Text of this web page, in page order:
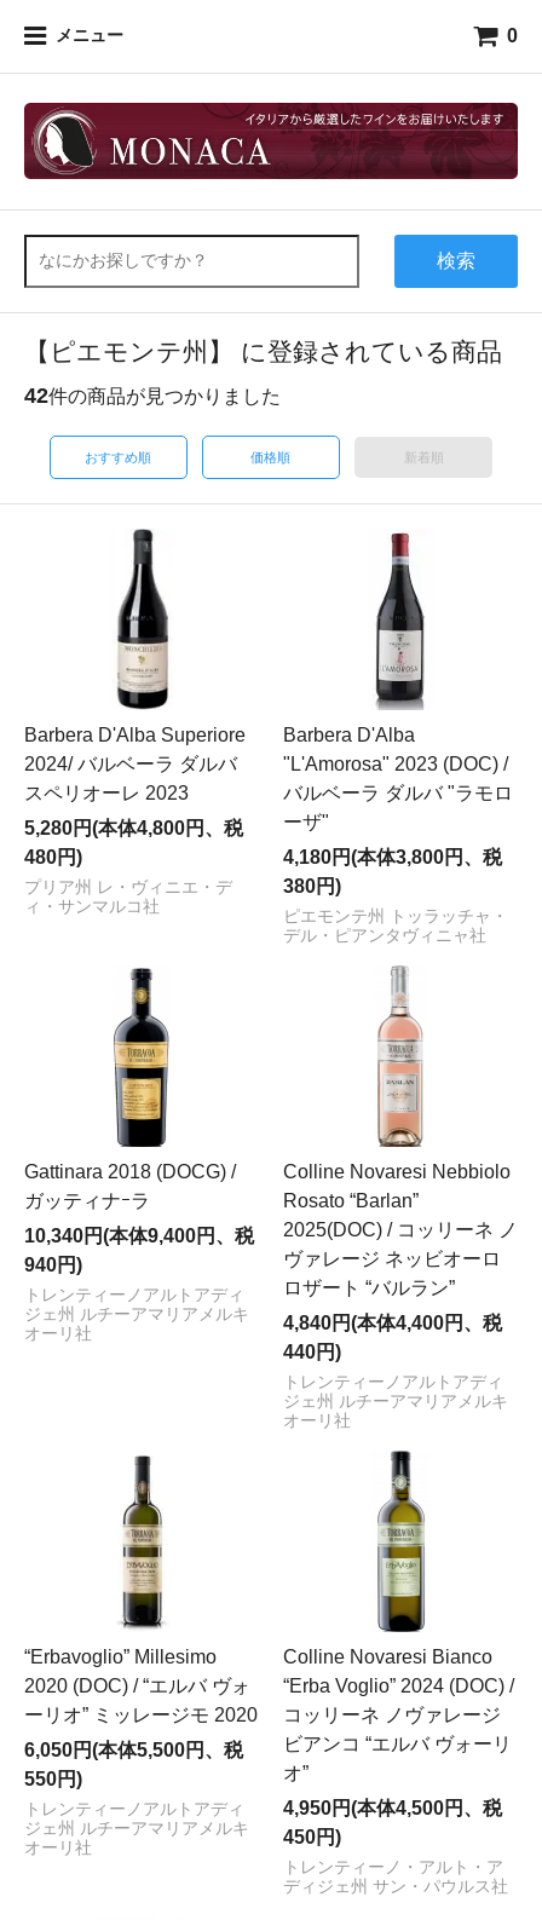
メニュー 0
検索
【ピエモンテ州】 に登録されている商品
42件の商品が見つかりました
おすすめ順 価格順 新着順
Barbera D'Alba Superiore
2024/ バルベーラ ダルバ
スペリオーレ 2023
5,280円(本体4,800円、税
480円)
プリア州 レ・ヴィニエ・デ
ィ・サンマルコ社
Barbera D'Alba
"L'Amorosa" 2023 (DOC) /
バルベーラ ダルバ "ラモロ
ーザ"
4,180円(本体3,800円、税
380円)
ピエモンテ州 トッラッチャ・
デル・ピアンタヴィニャ社
Gattinara 2018 (DOCG) /
ガッティナｰラ
10,340円(本体9,400円、税
940円)
トレンティーノアルトアディ
ジェ州 ルチーアマリアメルキ
オーリ社
Colline Novaresi Nebbiolo
Rosato “Barlan”
2025(DOC) / コッリーネ ノ
ヴァレージ ネッビオーロ
ロザート “バルラン”
4,840円(本体4,400円、税
440円)
トレンティーノアルトアディ
ジェ州 ルチーアマリアメルキ
オーリ社
“Erbavoglio” Millesimo
2020 (DOC) / “エルバ ヴォ
ーリオ” ミッレージモ 2020
6,050円(本体5,500円、税
550円)
トレンティーノアルトアディ
ジェ州 ルチーアマリアメルキ
オーリ社
Colline Novaresi Bianco
“Erba Voglio” 2024 (DOC) /
コッリーネ ノヴァレージ
ビアンコ “エルバ ヴォーリ
オ”
4,950円(本体4,500円、税
450円)
トレンティーノ・アルト・ア
ディジェ州 サン・パウルス社